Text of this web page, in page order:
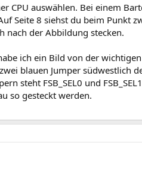
CPU auswählen. Bei einem
Seite 8 siehst du beim Punkt
nach der Abbildung stecken.
ich ein Bild von der
blauen Jumper südwestlich
steht FSB_SEL0 und
so gesteckt werden.